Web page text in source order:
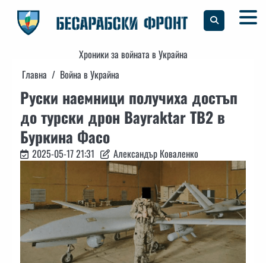
content
Хроники за войната в Украйна
Главна
Война в Украйна
Руски наемници получиха достъп
до турски дрон Bayraktar TB2 в
Буркина Фасо
2025-05-17 21:31 Александър Коваленко